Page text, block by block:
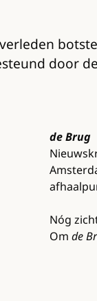
door
de Brug
Nóg
Om de